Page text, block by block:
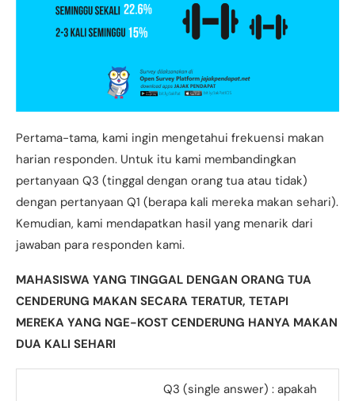
Pertama-tama, kami ingin mengetahui frekuensi makan
harian responden. Untuk itu kami membandingkan
pertanyaan Q3 (tinggal dengan orang tua atau tidak)
dengan pertanyaan Q1 (berapa kali mereka makan sehari).
Kemudian, kami mendapatkan hasil yang menarik dari
jawaban para responden kami.
MAHASISWA YANG TINGGAL DENGAN ORANG TUA
CENDERUNG MAKAN SECARA TERATUR, TETAPI
MEREKA YANG NGE-KOST CENDERUNG HANYA MAKAN
DUA KALI SEHARI
Q3 (single answer) : apakah